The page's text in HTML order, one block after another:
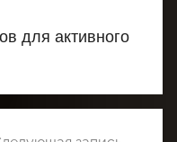
для активного